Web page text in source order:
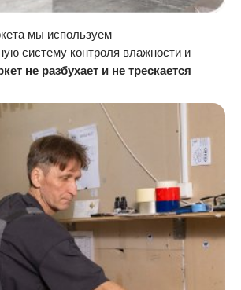
мы используем
систему контроля влажности и
не разбухает и не трескается